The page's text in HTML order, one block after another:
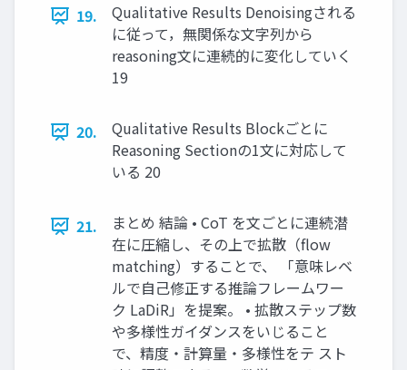
19.
Qualitative Results Denoisingされる
に従って，無関係な文字列から
reasoning文に連続的に変化していく
19
20.
Qualitative Results Blockごとに
Reasoning Sectionの1文に対応して
いる 20
21.
まとめ 結論 • CoT を文ごとに連続潜
在に圧縮し、その上で拡散（flow
matching）することで、 「意味レベ
ルで自己修正する推論フレームワー
ク LaDiR」を提案。 • 拡散ステップ数
や多様性ガイダンスをいじること
で、精度・計算量・多様性をテ スト